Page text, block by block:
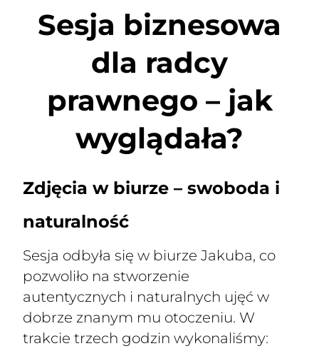
Sesja biznesowa
dla radcy
prawnego – jak
wyglądała?
Zdjęcia w biurze – swoboda i
naturalność
Sesja odbyła się w biurze Jakuba, co
pozwoliło na stworzenie
autentycznych i naturalnych ujęć w
dobrze znanym mu otoczeniu. W
trakcie trzech godzin wykonaliśmy: